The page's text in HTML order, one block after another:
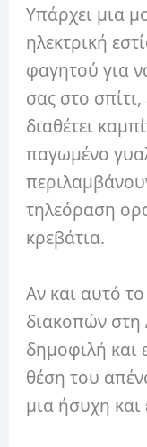
Υπάρχει μια
ηλεκτρική
φαγητού για
σας στο
διαθέτει
παγωμένο
τηλεόραση
κρεβάτια.
Αν και αυτό
διακοπών στη
δημοφιλή και
θέση του
μια ήσυχη